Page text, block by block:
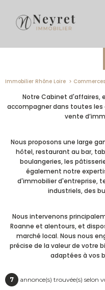
Immobilier Rhône Loire
Notre Cabinet d'affaires,
accompagner dans toutes
vente
Nous proposons une large
hôtel, restaurant au bar,
boulangeries, les
également notre
d'immobilier d'entreprise,
industriels, des
Nous intervenons
Roanne et alentours, et
marché local. Nous nous
précise de la valeur de votre
adaptées à vos
7 annonce(s) trouvée(s) selon